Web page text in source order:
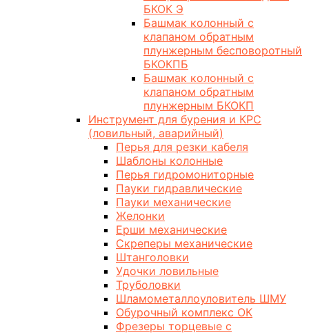
БКОК Э
Башмак колонный с
клапаном обратным
плунжерным бесповоротный
БКОКПБ
Башмак колонный с
клапаном обратным
плунжерным БКОКП
Инструмент для бурения и КРС
(ловильный, аварийный)
Перья для резки кабеля
Шаблоны колонные
Перья гидромониторные
Пауки гидравлические
Пауки механические
Желонки
Ерши механические
Скреперы механические
Штанголовки
Удочки ловильные
Труболовки
Шламометаллоуловитель ШМУ
Обурочный комплекс ОК
Фрезеры торцевые с